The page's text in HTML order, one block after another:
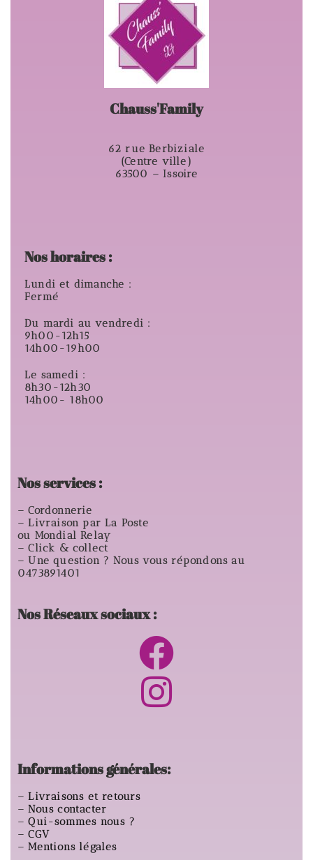
Chauss'Family
62 rue Berbiziale
(Centre ville)
63500 – Issoire
Nos horaires :
Lundi et dimanche :
Fermé
Du mardi au vendredi :
9h00-12h15
14h00-19h00
Le samedi :
8h30-12h30
14h00- 18h00
Nos services :
– Cordonnerie
– Livraison par La Poste
ou Mondial Relay
– Click & collect
– Une question ? Nous vous répondons au
0473891401
Nos Réseaux sociaux :
Informations générales:
–Livraisons et retours
–Nous contacter
–Qui-sommes nous ?
–CGV
–Mentions légales